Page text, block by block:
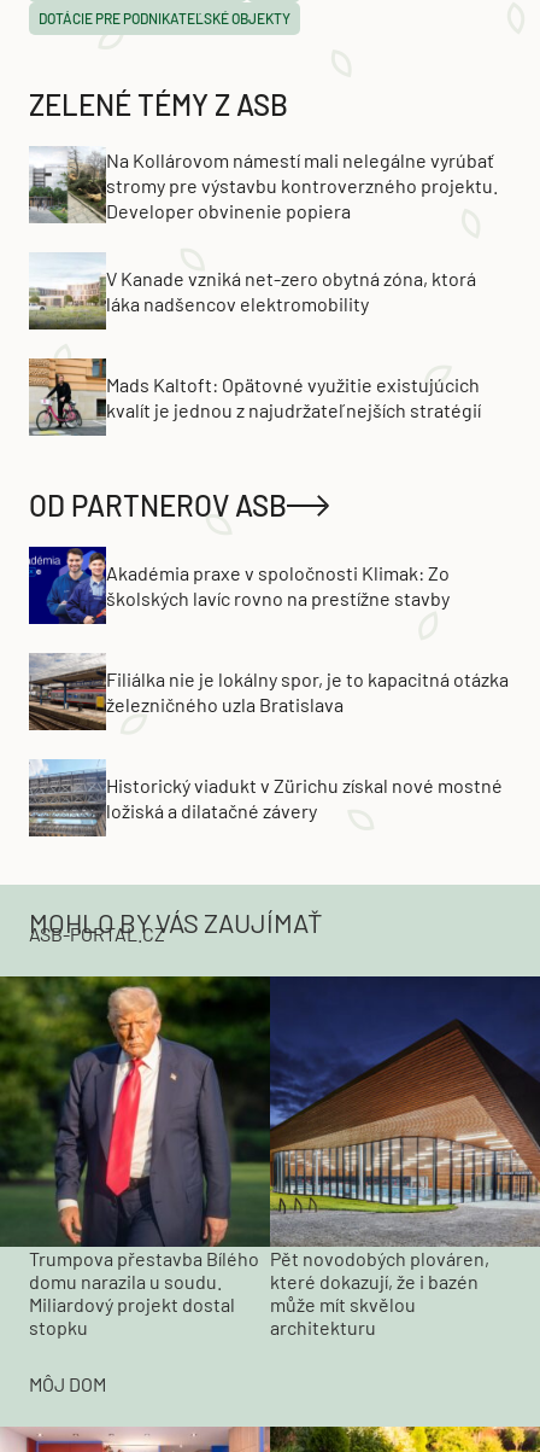
DOTÁCIE PRE PODNIKATEĽSKÉ OBJEKTY
ZELENÉ TÉMY Z ASB
Na Kollárovom námestí mali nelegálne vyrúbať
stromy pre výstavbu kontroverzného projektu.
Developer obvinenie popiera
V Kanade vzniká net-zero obytná zóna, ktorá
láka nadšencov elektromobility
Mads Kaltoft: Opätovné využitie existujúcich
kvalít je jednou z najudržateľnejších stratégií
OD PARTNEROV ASB
Akadémia praxe v spoločnosti Klimak: Zo
školských lavíc rovno na prestížne stavby
Filiálka nie je lokálny spor, je to kapacitná otázka
železničného uzla Bratislava
Historický viadukt v Zürichu získal nové mostné
ložiská a dilatačné závery
MOHLO BY VÁS ZAUJÍMAŤ
ASB-PORTAL.CZ
Trumpova přestavba Bílého
domu narazila u soudu.
Miliardový projekt dostal
stopku
Pět novodobých plováren,
které dokazují, že i bazén
může mít skvělou
architekturu
MÔJ DOM